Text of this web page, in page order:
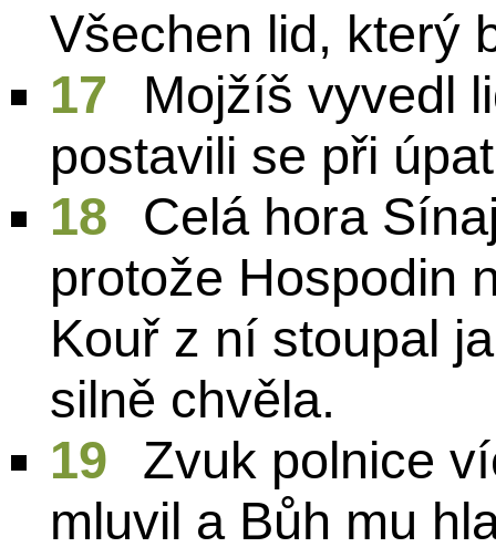
Všechen lid, který
17
Mojžíš vyvedl
postavili se při
18
Celá hora
protože Hospodin
Kouř z ní stoupal
silně chvěla.
19
Zvuk polnice
mluvil a Bůh mu